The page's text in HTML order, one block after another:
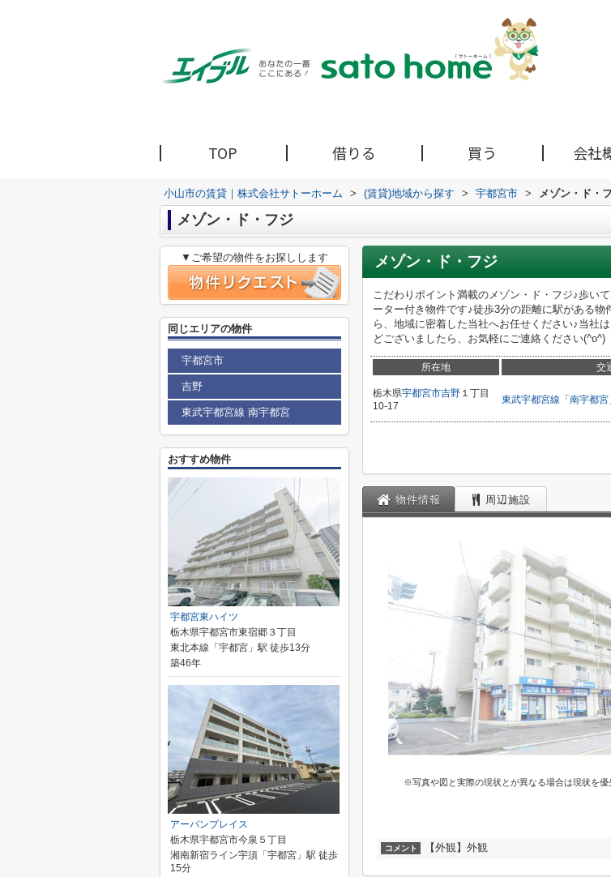
TOP 借りる 買う 会社
小山市の賃貸｜株式会社サトーホーム > (賃貸)地域から探す > 宇都宮市 > メゾン・ド・
メゾン・ド・フジ
メゾン・ド・フジ
こだわりポイント満載のメゾン・ド・フジ♪歩い
ーター付き物件です♪徒歩3分の距離に駅がある
ら、地域に密着した当社へお任せください♪当社
どございましたら、お気軽にご連絡ください(^o^)
所在地 交
栃木県宇都宮市吉野 １丁目
10-17
東武宇都宮線 「 南宇都宮
物件情報 周辺施設
※写真や図と実際の現状とが異なる場合は現状を優
コメント 【外観】外観
▼ご希望の物件をお探しします
同じエリアの物件
宇都宮市
吉野
東武宇都宮線 南宇都宮
おすすめ物件
宇都宮東ハイツ
栃木県宇都宮市東宿郷３丁目
東北本線「宇都宮」駅 徒歩13分
築46年
アーバンプレイス
栃木県宇都宮市今泉５丁目
湘南新宿ライン宇須「宇都宮」駅 徒歩
15分